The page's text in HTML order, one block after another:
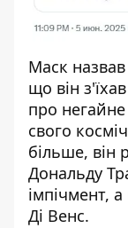
Маск
що він
про негайне
свого
більше, він
Дональду
імпічмент,
Ді Венс.